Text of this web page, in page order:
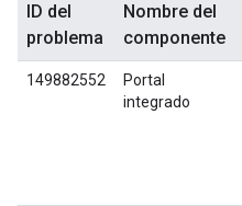
ID del
problema
Nombre del
componente
149882552
Portal
integrado